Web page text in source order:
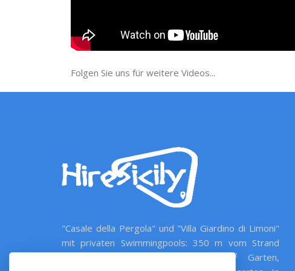
Folgen Sie uns für weitere Videos...
"Casale della Pergola" und "Villa Giardino di Limoni"
mit privaten Swimmingpools: 350 m vom Strand
entfernt, Landschaft mit 20.000 m² Garten,